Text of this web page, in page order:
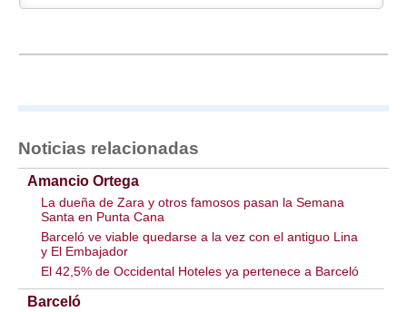
Noticias relacionadas
Amancio Ortega
La dueña de Zara y otros famosos pasan la Semana
Santa en Punta Cana
Barceló ve viable quedarse a la vez con el antiguo Lina
y El Embajador
El 42,5% de Occidental Hoteles ya pertenece a Barceló
Barceló